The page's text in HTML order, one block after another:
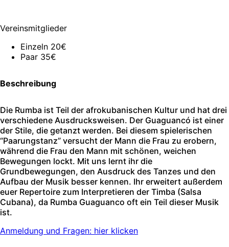
Vereinsmitglieder
Einzeln 20€
Paar 35€
Beschreibung
Die Rumba ist Teil der afrokubanischen Kultur und hat drei
verschiedene Ausdrucksweisen. Der Guaguancó ist einer
der Stile, die getanzt werden. Bei diesem spielerischen
“Paarungstanz” versucht der Mann die Frau zu erobern,
während die Frau den Mann mit schönen, weichen
Bewegungen lockt. Mit uns lernt ihr die
Grundbewegungen, den Ausdruck des Tanzes und den
Aufbau der Musik besser kennen. Ihr erweitert außerdem
euer Repertoire zum Interpretieren der Timba (Salsa
Cubana), da Rumba Guaguanco oft ein Teil dieser Musik
ist.
Anmeldung und Fragen: hier klicken